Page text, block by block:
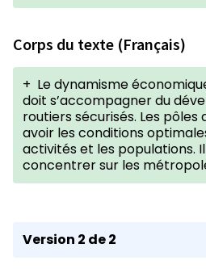
Corps du texte (Français)
+ Le dynamisme
doit s’accompagner du
routiers sécurisés. Les pôles
avoir les conditions
activités et les populations.
concentrer sur les
Version 2 de 2